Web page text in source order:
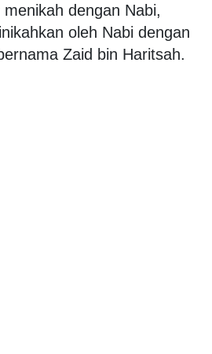
dengan Nabi,
oleh Nabi dengan
Zaid bin Haritsah.